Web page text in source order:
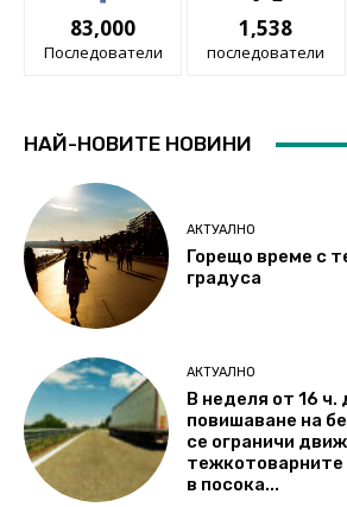
83,000
Последователи
1,538
последователи
НАЙ-НОВИТЕ НОВИНИ
АКТУАЛНО
Горещо време с
градуса
АКТУАЛНО
В неделя от 16 ч.
повишаване на
се ограничи
тежкотоварните
в посока...